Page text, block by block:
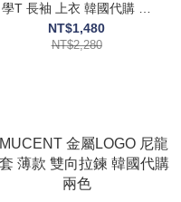
學T 長袖 上衣 韓國代購 三
色
NT$1,480
NT$2,280